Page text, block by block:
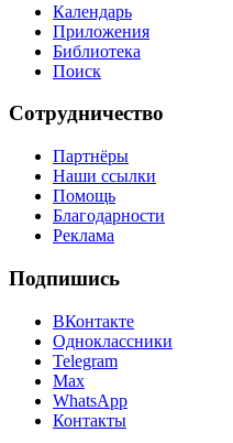
Календарь
Приложения
Библиотека
Поиск
Сотрудничество
Партнёры
Наши ссылки
Помощь
Благодарности
Реклама
Подпишись
ВКонтакте
Одноклассники
Telegram
Max
WhatsApp
Контакты